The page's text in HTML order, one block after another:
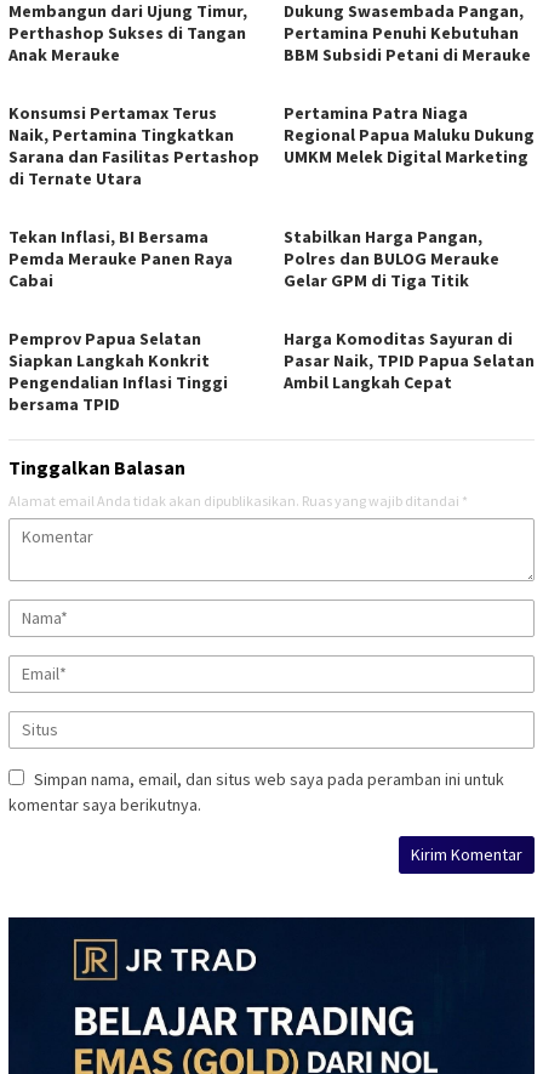
Membangun dari Ujung Timur,
Perthashop Sukses di Tangan
Anak Merauke
Dukung Swasembada Pangan,
Pertamina Penuhi Kebutuhan
BBM Subsidi Petani di Merauke
Konsumsi Pertamax Terus
Naik, Pertamina Tingkatkan
Sarana dan Fasilitas Pertashop
di Ternate Utara
Pertamina Patra Niaga
Regional Papua Maluku Dukung
UMKM Melek Digital Marketing
Tekan Inflasi, BI Bersama
Pemda Merauke Panen Raya
Cabai
Stabilkan Harga Pangan,
Polres dan BULOG Merauke
Gelar GPM di Tiga Titik
Pemprov Papua Selatan
Siapkan Langkah Konkrit
Pengendalian Inflasi Tinggi
bersama TPID
Harga Komoditas Sayuran di
Pasar Naik, TPID Papua Selatan
Ambil Langkah Cepat
Tinggalkan Balasan
Alamat email Anda tidak akan dipublikasikan. Ruas yang wajib ditandai *
Simpan nama, email, dan situs web saya pada peramban ini untuk
komentar saya berikutnya.